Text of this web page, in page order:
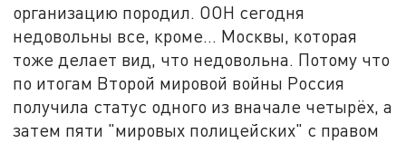
организацию породил. ООН сегодня
недовольны все, кроме… Москвы, которая
тоже делает вид, что недовольна. Потому что
по итогам Второй мировой войны Россия
получила статус одного из вначале четырёх, а
затем пяти "мировых полицейских" с правом